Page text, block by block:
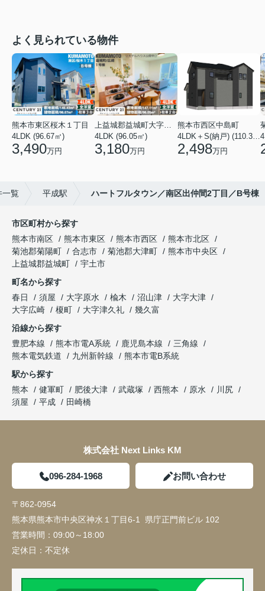
よく見られている物件
熊本市東区桜木１丁目
4LDK (96.67㎡)
3,490万円
4LDK (96.05㎡)
3,180万円
熊本市西区中島町
2,498万円
一覧 平成駅 ハートフルタウン／南区出仲間2丁目／B号棟
市区町村から探す
熊本市南区
熊本市東区 熊本市西区
熊本市北区
菊池郡菊陽町
合志市 菊池郡大津町
熊本市中央区
上益城郡益城町
宇土市
町名から探す
春日
須屋 大字原水 楡木 沼山津
大字大津
大字広崎
榎町 大字津久礼
幾久富
沿線から探す
豊肥本線
熊本市電A系統 鹿児島本線
三角線
熊本電気鉄道
九州新幹線
熊本市電B系統
駅から探す
熊本
健軍町 肥後大津 武蔵塚 西熊本 原水
川尻
須屋
平成 田崎橋
株式会社 Next Links KM
096-284-1968 お問い合わせ
〒862-0954
熊本県熊本市中央区神水１丁目6-1 県庁正門前ビル 102
営業時間： 09:00～18:00
定休日： 不定休